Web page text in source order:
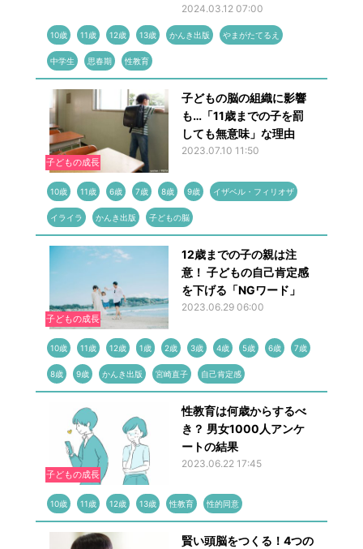
2024.03.12 07:00
10歳 11歳 12歳 13歳 かんき出版 やまがたてるえ
中学生 思春期 性教育
子どもの成長
子どもの脳の組織に影響
も…「11歳までの子を罰
しても無意味」な理由
2023.07.10 11:50
10歳 11歳 6歳 7歳 8歳 9歳 イザベル・フィリオザ
イライラ かんき出版 子どもの脳
子どもの成長
12歳までの子の親は注
意！ 子どもの自己肯定感
を下げる「NGワード」
2023.06.29 06:00
10歳 11歳 12歳 1歳 2歳 3歳 4歳 5歳 6歳 7歳
8歳 9歳 かんき出版 宮崎直子 自己肯定感
子どもの成長
性教育は何歳からするべ
き？ 男女1000人アンケ
ートの結果
2023.06.22 17:45
10歳 11歳 12歳 13歳 性教育 性的同意
賢い頭脳をつくる！4つの